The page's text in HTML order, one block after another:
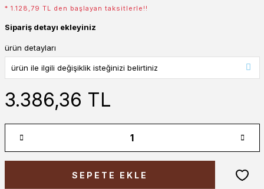
* 1.128,79 TL den başlayan taksitlerle!!
Sipariş detayı ekleyiniz
ürün detayları
3.386,36 TL
SEPETE EKLE